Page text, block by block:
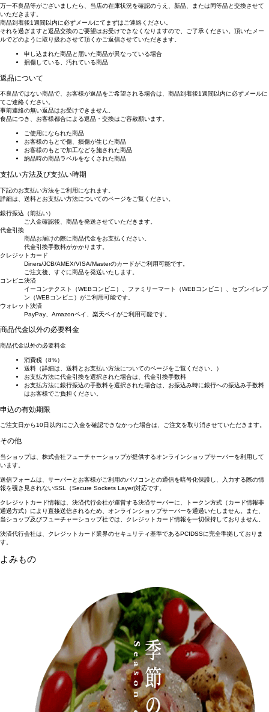
万一不良品等がございましたら、当店の在庫状況を確認のうえ、新品、または同等品と交換させて
いただきます。
商品到着後1週間以内に必ずメールにてまずはご連絡ください。
それを過ぎますと返品交換のご要望はお受けできなくなりますので、ご了承ください。頂いたメー
ルでどのように取り扱わさせて頂くかご返信させていただきます。
申し込まれた商品と届いた商品が異なっている場合
損傷している、汚れている商品
返品について
不良品ではない商品で、お客様が返品をご希望される場合は、商品到着後1週間以内に必ずメールに
てご連絡ください。
事前連絡の無い返品はお受けできません。
食品につき、お客様都合による返品・交換はご容赦願います。
ご使用になられた商品
お客様のもとで傷、損傷が生じた商品
お客様のもとで加工などを施された商品
納品時の商品ラベルをなくされた商品
支払い方法及び支払い時期
下記のお支払い方法をご利用になれます。
詳細は、送料とお支払い方法についてのページをご覧ください。
銀行振込（前払い）
ご入金確認後、商品を発送させていただきます。
代金引換
商品お届けの際に商品代金をお支払ください。
代金引換手数料がかかります。
クレジットカード
Diners/JCB/AMEX/VISA/Masterのカードがご利用可能です。
ご注文後、すぐに商品を発送いたします。
コンビニ決済
イーコンテクスト（WEBコンビニ）、ファミリーマート（WEBコンビニ）、セブンイレブ
ン（WEBコンビニ）がご利用可能です。
ウォレット決済
PayPay、Amazonペイ、楽天ペイがご利用可能です。
商品代金以外の必要料金
商品代金以外の必要料金
消費税（8%）
送料（詳細は、送料とお支払い方法についてのページをご覧ください。）
お支払方法に代金引換を選択された場合は、代金引換手数料
お支払方法に銀行振込の手数料を選択された場合は、お振込み時に銀行への振込み手数料
はお客様でご負担ください。
申込の有効期限
ご注文日から10日以内にご入金を確認できなかった場合は、ご注文を取り消させていただきます。
その他
当ショップは、株式会社フューチャーショップが提供するオンラインショップサーバーを利用して
います。
送信フォームは、サーバーとお客様がご利用のパソコンとの通信を暗号化保護し、入力する際の情
報を覗き見されないSSL（Secure Sockets Layer)対応です。
クレジットカード情報は、決済代行会社が運営する決済サーバーに、トークン方式（カード情報非
通過方式）により直接送信されるため、オンラインショップサーバーを通過いたしません。また、
当ショップ及びフューチャーショップ社では、クレジットカード情報を一切保持しておりません。
決済代行会社は、クレジットカード業界のセキュリティ基準であるPCIDSSに完全準拠しておりま
す。
よみもの